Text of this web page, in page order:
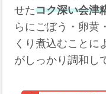
せたコク深い会津
らにごぼう・卵黄
くり煮込むことに
がしっかり調和し